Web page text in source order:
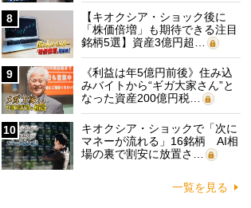
8
【キオクシア・ショック後に
「株価倍増」も期待できる注目
銘柄5選】資産3億円超…
9
《利益は年5億円前後》住み込
みバイトから“ギガ大家さん”と
なった資産200億円税…
10
キオクシア・ショックで「次に
マネーが流れる」16銘柄 AI相
場の裏で割安に放置さ…
一覧を見る